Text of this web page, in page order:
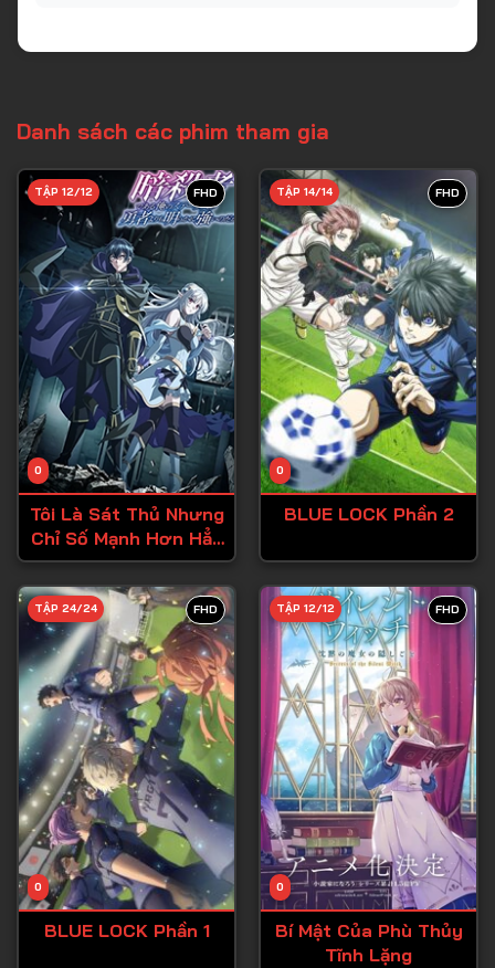
Danh sách các phim tham gia
FHD
0
TẬP 12/12
Tôi Là Sát Thủ Nhưng
Chỉ Số Mạnh Hơn Hẳn
Dũng Sĩ
FHD
0
TẬP 14/14
BLUE LOCK Phần 2
FHD
0
TẬP 24/24
BLUE LOCK Phần 1
FHD
0
TẬP 12/12
Bí Mật Của Phù Thủy
Tĩnh Lặng